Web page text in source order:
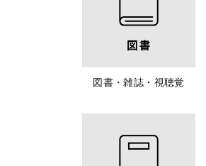
図書・雑誌・視聴覚